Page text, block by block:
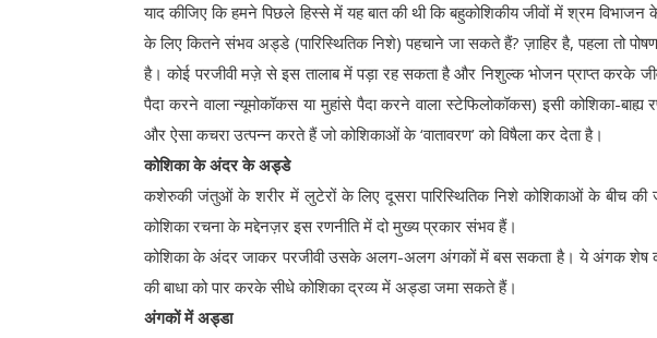
याद कीजिए कि हमने पिछले हिस्से में यह बात की थी कि बहुकोशिकीय जीवों में श्रम विभाजन
के लिए कितने संभव अड्डे (पारिस्थितिक निशे) पहचाने जा सकते हैं? ज़ाहिर है, पहला तो
है। कोई परजीवी मज़े से इस तालाब में पड़ा रह सकता है और निशुल्क भोजन प्राप्त करके
पैदा करने वाला न्यूमोकॉकस या मुहांसे पैदा करने वाला स्टेफिलोकॉकस) इसी कोशिका-
और ऐसा कचरा उत्पन्न करते हैं जो कोशिकाओं के ‘वातावरण’ को विषैला कर देता है।
कोशिका के अंदर के अड्डे
कशेरुकी जंतुओं के शरीर में लुटेरों के लिए दूसरा पारिस्थितिक निशे कोशिकाओं के बीच की
कोशिका रचना के मद्देनज़र इस रणनीति में दो मुख्य प्रकार संभव हैं।
कोशिका के अंदर जाकर परजीवी उसके अलग-अलग अंगकों में बस सकता है। ये अंगक शेष
की बाधा को पार करके सीधे कोशिका द्रव्य में अड्डा जमा सकते हैं।
अंगकों में अड्डा